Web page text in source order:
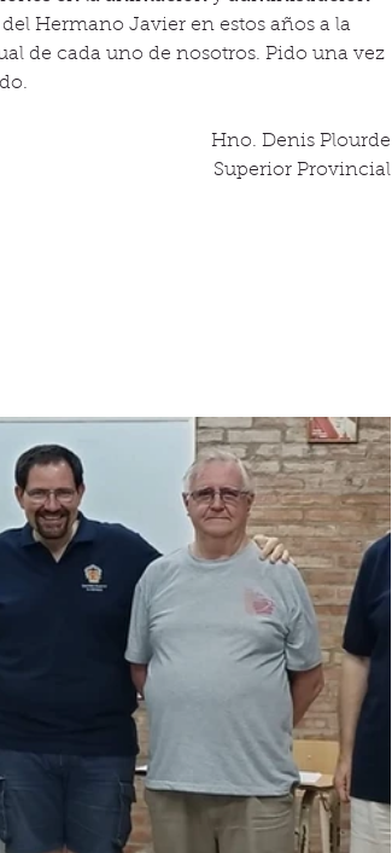
Hermano Javier en estos años a la
de cada uno de nosotros. Pido una vez
Hno. Denis Plourde
Superior Provincial